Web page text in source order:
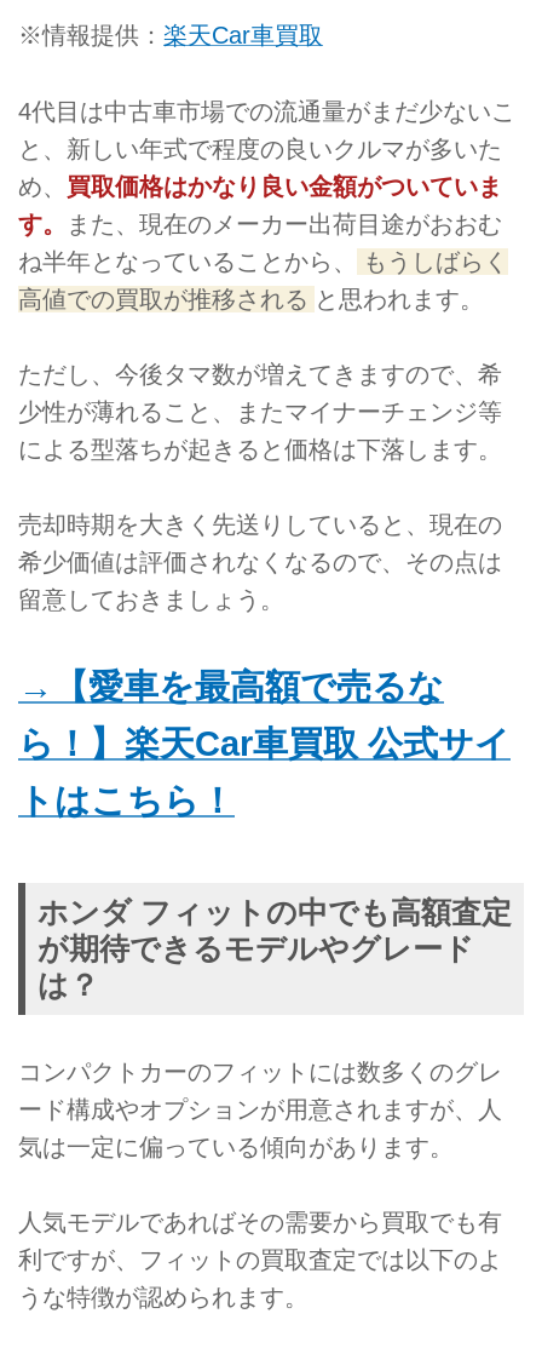
※情報提供： 楽天Car車買取
4代目は中古車市場での流通量がまだ少ないこ
と、新しい年式で程度の良いクルマが多いた
め、 買取価格はかなり良い金額がついていま
す。
また、現在のメーカー出荷目途がおおむ
ね半年となっていることから、
もうしばらく
高値での買取が推移される と思われます。
ただし、今後タマ数が増えてきますので、希
少性が薄れること、またマイナーチェンジ等
による型落ちが起きると価格は下落します。
売却時期を大きく先送りしていると、現在の
希少価値は評価されなくなるので、その点は
留意しておきましょう。
→【愛車を最高額で売るな
ら！】楽天Car車買取 公式サイ
トはこちら！
ホンダ フィットの中でも高額査定
が期待できるモデルやグレード
は？
コンパクトカーのフィットには数多くのグレ
ード構成やオプションが用意されますが、人
気は一定に偏っている傾向があります。
人気モデルであればその需要から買取でも有
利ですが、フィットの買取査定では以下のよ
うな特徴が認められます。